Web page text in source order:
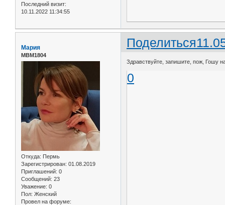
Последний визит:
10.11.2022 11:34:55
Поделиться
Мария
МВМ1804
Откуда: Пермь
Зарегистрирован: 01.08.2019
Приглашений: 0
Сообщений: 23
Уважение: 0
Пол: Женский
Провел на форуме:
Здравствуйте, запишите, пож, Гошу
0